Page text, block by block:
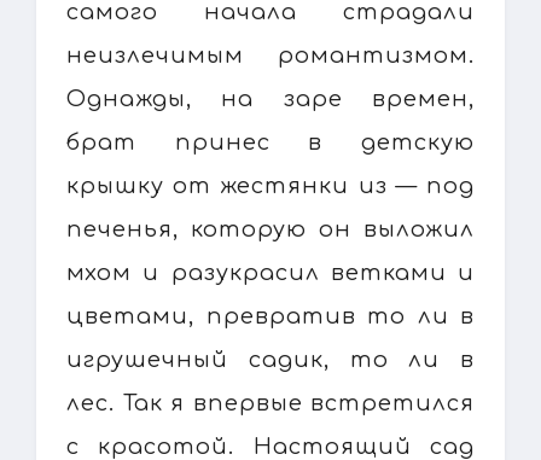
самого начала страдали
неизлечимым романтизмом.
Однажды, на заре времен,
брат принес в детскую
крышку от жестянки из — под
печенья, которую он выложил
мхом и разукрасил ветками и
цветами, превратив то ли в
игрушечный садик, то ли в
лес. Так я впервые встретился
с красотой. Настоящий сад